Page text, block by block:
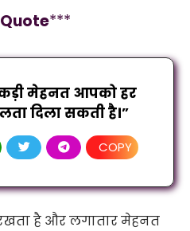
***
मेहनत आपको हर
दिला सकती है।”
COPY
है और लगातार मेहनत